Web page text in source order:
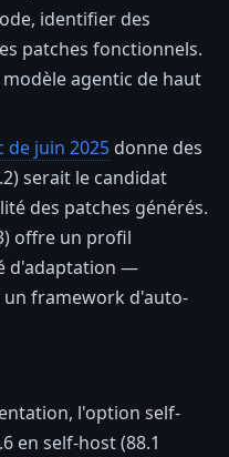
identifier des
patches fonctionnels.
agentic de haut
de juin 2025 donne des
serait le candidat
des patches générés.
offre un profil
d'adaptation —
framework d'auto-
l'option self-
en self-host (88.1